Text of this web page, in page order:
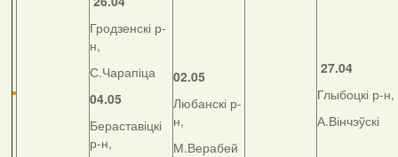
Гродзенскі р-
н,
С.Чарапіца
04.05
Бераставіцкі
р-н,
02.05
Любанскі р-
н,
М.Верабей
27.04
Глыбоцкі р-н,
А.Вінчэўскі